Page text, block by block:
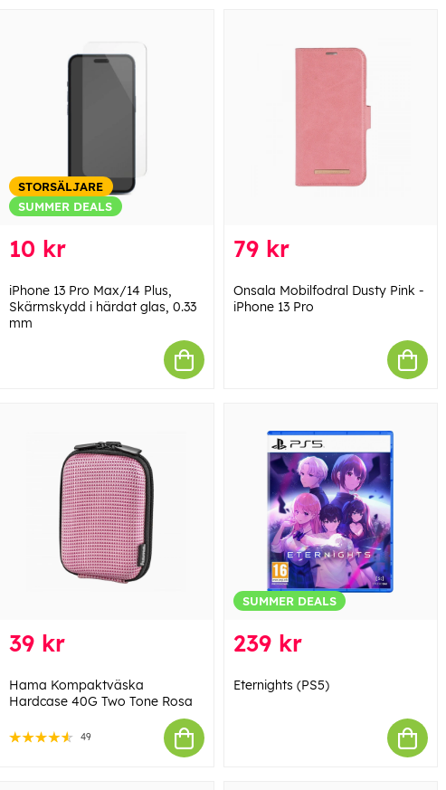
STORSÄLJARE
SUMMER DEALS
10 kr
iPhone 13 Pro Max/14 Plus,
Skärmskydd i härdat glas, 0.33
mm
79 kr
Onsala Mobilfodral Dusty Pink -
iPhone 13 Pro
39 kr
Hama Kompaktväska
Hardcase 40G Two Tone Rosa
49
SUMMER DEALS
239 kr
Eternights (PS5)